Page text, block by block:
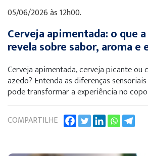
05/06/2026 às 12h00.
Cerveja apimentada: o que
revela sobre sabor, aroma e
Cerveja apimentada, cerveja picante ou
azedo? Entenda as diferenças
pode transformar a experiência no copo.
COMPARTILHE